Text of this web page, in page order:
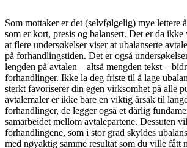
Som mottaker er det (selvfølgelig) mye lettere
som er kort, presis og balansert. Det er da
at flere undersøkelser viser at ubalanserte
på forhandlingstiden. Det er også
lengden på avtalen – altså mengden tekst –
forhandlinger. Ikke la deg friste til å lage
sterkt favoriserer din egen virksomhet på alle
avtalemaler er ikke bare en viktig årsak til
forhandlinger, de legger også et dårlig
samarbeidet mellom avtalepartene. Dessuten
forhandlingene, som i stor grad skyldes
med nøyaktig samme resultat som du ville fått